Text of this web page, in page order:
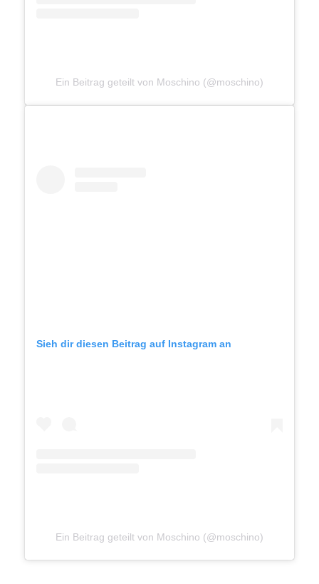
Ein Beitrag geteilt von Moschino (@moschino)
Sieh dir diesen Beitrag auf Instagram an
Ein Beitrag geteilt von Moschino (@moschino)